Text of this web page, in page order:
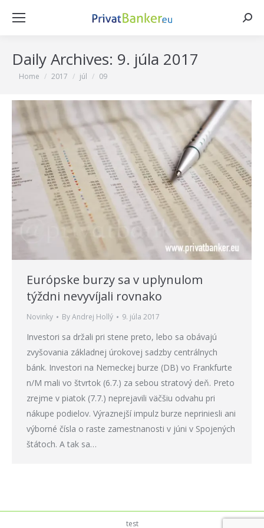
Daily Archives: 9. júla 2017
You are here:
Home 2017 júl 09
Európske burzy sa v uplynulom
týždni nevyvíjali rovnako
Novinky ByAndrej Hollý 9. júla 2017
Investori sa držali pri stene preto, lebo sa obávajú
zvyšovania základnej úrokovej sadzby centrálnych
bánk. Investori na Nemeckej burze (DB) vo Frankfurte
n/M mali vo štvrtok (6.7.) za sebou stratový deň. Preto
zrejme v piatok (7.7.) neprejavili väčšiu odvahu pri
nákupe podielov. Výraznejší impulz burze nepriniesli ani
výborné čísla o raste zamestnanosti v júni v Spojených
štátoch. A tak sa…
test